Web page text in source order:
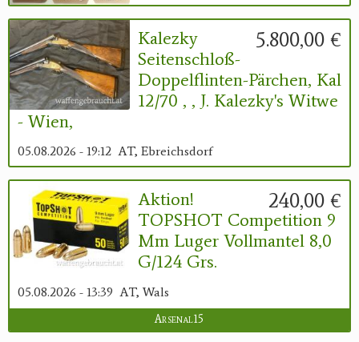
5.800,00 €
Kalezky
Seitenschloß-
Doppelflinten-Pärchen, Kal
12/70 , , J. Kalezky's Witwe
- Wien,
05.08.2026 - 19:12 AT, Ebreichsdorf
240,00 €
Aktion!
TOPSHOT Competition 9
Mm Luger Vollmantel 8,0
G/124 Grs.
05.08.2026 - 13:39 AT, Wals
Arsenal15